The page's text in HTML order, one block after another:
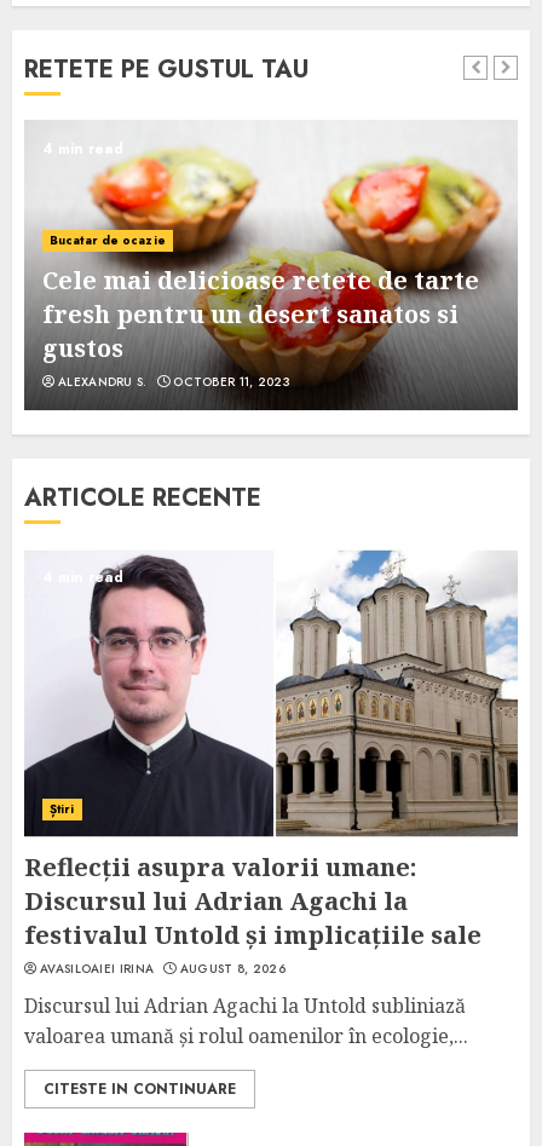
RETETE PE GUSTUL TAU
4 min read
Bucatar de ocazie
Cele mai delicioase retete de tarte
fresh pentru un desert sanatos si
gustos
ALEXANDRU S. OCTOBER 11, 2023
ARTICOLE RECENTE
4 min read
Știri
Reflecții asupra valorii umane:
Discursul lui Adrian Agachi la
festivalul Untold și implicațiile sale
AVASILOAIEI IRINA AUGUST 8, 2026
Discursul lui Adrian Agachi la Untold subliniază
valoarea umană și rolul oamenilor în ecologie,...
CITESTE IN CONTINUARE